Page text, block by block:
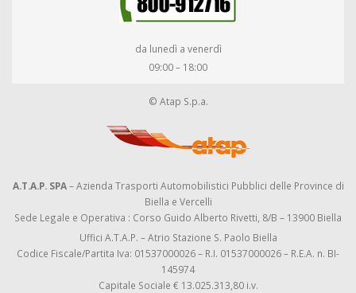
da lunedì a venerdì
09:00 – 18:00
© Atap S.p.a.
A.T.A.P. SPA– Azienda Trasporti Automobilistici Pubblici delle Province di
Biella e Vercelli
Sede Legale e Operativa : Corso Guido Alberto Rivetti, 8/B – 13900 Biella
Uffici A.T.A.P. – Atrio Stazione S. Paolo Biella
Codice Fiscale/Partita Iva: 01537000026 – R.I. 01537000026 – R.E.A. n. BI-
145974
Capitale Sociale € 13.025.313,80 i.v.